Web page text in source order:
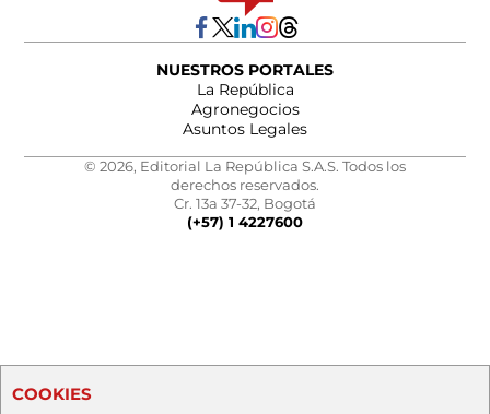
NUESTROS PORTALES
La República
Agronegocios
Asuntos Legales
© 2026, Editorial La República S.A.S. Todos los
derechos reservados.
Cr. 13a 37-32, Bogotá
(+57) 1 4227600
COOKIES